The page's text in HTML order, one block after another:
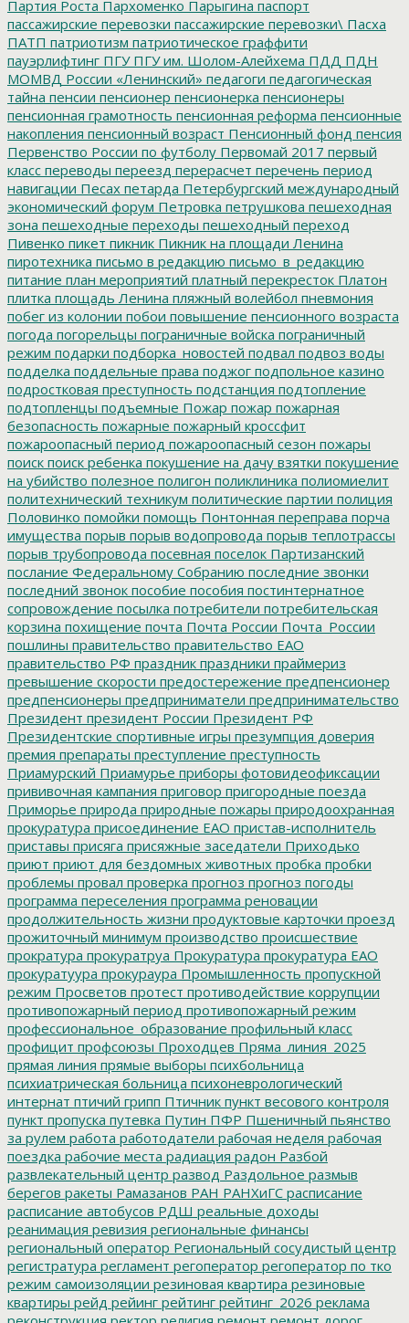
Партия Роста Пархоменко Парыгина паспорт
пассажирские перевозки пассажирские перевозки\ Пасха
ПАТП патриотизм патриотическое граффити
пауэрлифтинг ПГУПГУ им. Шолом-Алейхема ПДД ПДН
МОМВД России «Ленинский» педагоги педагогическая
тайна пенсии пенсионер пенсионерка пенсионеры
пенсионная грамотность пенсионная реформа пенсионные
накопления пенсионный возраст Пенсионный фонд пенсия
Первенство России по футболу Первомай 2017 первый
класс переводы переезд перерасчет перечень период
навигации Песах петарда Петербургский международный
экономический форум Петровка петрушкова пешеходная
зона пешеходные переходы пешеходный переход
Пивенко пикет пикник Пикник на площади Ленина
пиротехника письмо в редакцию письмо_в_редакцию
питание план мероприятий платный перекресток Платон
плитка площадь Ленина пляжный волейбол пневмония
побег из колонии побои повышение пенсионного возраста
погода погорельцы пограничные войска пограничный
режим подарки подборка_новостей подвал подвоз воды
подделка поддельные права поджог подпольное казино
подростковая преступность подстанция подтопление
подтопленцы подъемные Пожар пожар пожарная
безопасность пожарные пожарный кроссфит
пожароопасный период пожароопасный сезон пожары
поиск поиск ребенка покушение на дачу взятки покушение
на убийство полезное полигон поликлиника полиомиелит
политехнический техникум политические партии полиция
Половинко помойки помощь Понтонная переправа порча
имущества порыв порыв водопровода порыв теплотрассы
порыв трубопровода посевная поселок Партизанский
послание Федеральному Собранию последние звонки
последний звонок пособие пособия постинтернатное
сопровождение посылка потребители потребительская
корзина похищение почта Почта России Почта_России
пошлины правительство правительство ЕАО
правительство РФ праздник праздники праймериз
превышение скорости предостережение предпенсионер
предпенсионеры предприниматели предпринимательство
Президент президент России Президент РФ
Президентские спортивные игры презумпция доверия
премия препараты преступление преступность
Приамурский Приамурье приборы фотовидеофиксации
прививочная кампания приговор пригородные поезда
Приморье природа природные пожары природоохранная
прокуратура присоединение ЕАО пристав-исполнитель
приставы присяга присяжные заседатели Приходько
приют приют для бездомных животных пробка пробки
проблемы провал проверка прогноз прогноз погоды
программа переселения программа реновации
продолжительность жизни продуктовые карточки проезд
прожиточный минимум производство происшествие
прократура прокуратруа Прокуратура прокуратура ЕАО
прокуратуура прокураура Промышленность пропускной
режим Просветов протест противодействие коррупции
противопожарный период противопожарный режим
профессиональное_образование профильный класс
профицит профсоюзы Проходцев Пряма_линия_2025
прямая линия прямые выборы психбольница
психиатрическая больница психоневрологический
интернат птичий грипп Птичник пункт весового контроля
пункт пропуска путевка Путин ПФР Пшеничный пьянство
за рулем работа работодатели рабочая неделя рабочая
поездка рабочие места радиация радон Разбой
развлекательный центр развод Раздольное размыв
берегов ракеты Рамазанов РАН РАНХиГС расписание
расписание автобусов РДШ реальные доходы
реанимация ревизия региональные финансы
региональный оператор Региональный сосудистый центр
регистратура регламент регоператор регоператор по тко
режим самоизоляции резиновая квартира резиновые
квартиры рейд рейинг рейтинг рейтинг_2026 реклама